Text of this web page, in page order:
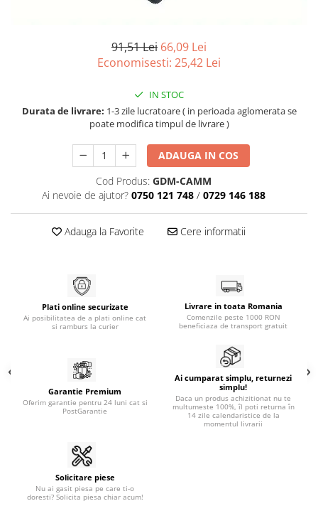
Accesorii pentru sudura
Agro & Zootehnie
Compresoare
Despicatoare lemne
Foarfeci electrice & manuale
Generatoare
Masini tuns animale
Motoburghie
Motocultoare
Suflanta frunze
Zdrobitori si Teascuri fructe
Piese de schimb
Piese aparat umplut carnati
Piese compresor
Piese drujbe
Piese generatoare
91,51 Lei 66,09 Lei
Economisesti: 25,42 Lei
IN STOC
Durata de livrare: 1-3 zile lucratoare ( in perioada aglomerata se
poate modifica timpul de livrare )
ADAUGA IN COS
Cod Produs: GDM-CAMM
Ai nevoie de ajutor? 0750 121 748 / 0729 146 188
Adauga la Favorite Cere informatii
Plati online securizate
Ai posibilitatea de a plati online cat
si ramburs la curier
Livrare in toata Romania
Comenzile peste 1000 RON
beneficiaza de transport gratuit
Garantie Premium
Oferim garantie pentru 24 luni cat si
PostGarantie
Ai cumparat simplu, returnezi
simplu!
Daca un produs achizitionat nu te
multumeste 100%, îl poti returna în
14 zile calendaristice de la
momentul livrarii
Solicitare piese
Nu ai gasit piesa pe care ti-o
doresti? Solicita piesa chiar acum!